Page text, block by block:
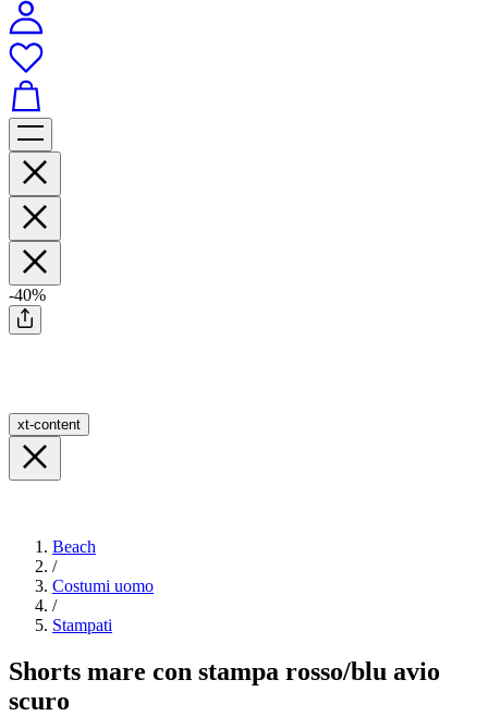
-40%
xt-content
Beach
/
Costumi uomo
/
Stampati
Shorts mare con stampa rosso/blu avio
scuro